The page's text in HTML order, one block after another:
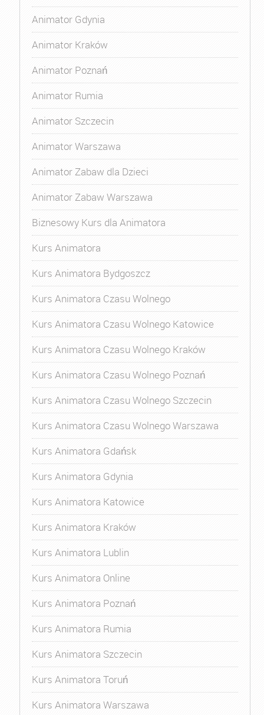
Animator Gdynia
Animator Kraków
Animator Poznań
Animator Rumia
Animator Szczecin
Animator Warszawa
Animator Zabaw dla Dzieci
Animator Zabaw Warszawa
Biznesowy Kurs dla Animatora
Kurs Animatora
Kurs Animatora Bydgoszcz
Kurs Animatora Czasu Wolnego
Kurs Animatora Czasu Wolnego Katowice
Kurs Animatora Czasu Wolnego Kraków
Kurs Animatora Czasu Wolnego Poznań
Kurs Animatora Czasu Wolnego Szczecin
Kurs Animatora Czasu Wolnego Warszawa
Kurs Animatora Gdańsk
Kurs Animatora Gdynia
Kurs Animatora Katowice
Kurs Animatora Kraków
Kurs Animatora Lublin
Kurs Animatora Online
Kurs Animatora Poznań
Kurs Animatora Rumia
Kurs Animatora Szczecin
Kurs Animatora Toruń
Kurs Animatora Warszawa